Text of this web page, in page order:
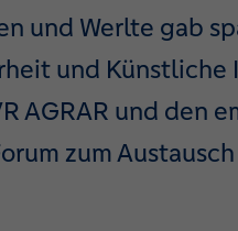
und Werlte gab
und
AGRAR und den
zum